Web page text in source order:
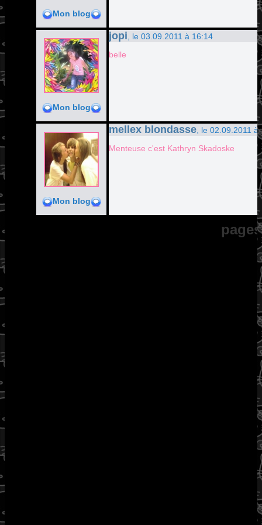
Mon blog
Mon blog
jopi , le 03.09.2011 à 16:14
belle
Mon blog
mellex blondasse , le 02.09.2011 à
Menteuse c'est Kathryn Skadoske